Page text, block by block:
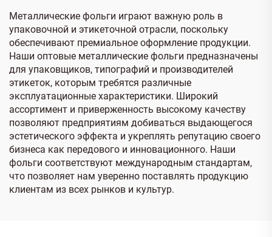
Металлические фольги играют важную роль в
упаковочной и этикеточной отрасли, поскольку
обеспечивают премиальное оформление продукции.
Наши оптовые металлические фольги предназначены
для упаковщиков, типографий и производителей
этикеток, которым требятся различные
эксплуатационные характеристики. Широкий
ассортимент и приверженность высокому качеству
позволяют предприятиям добиваться выдающегося
эстетического эффекта и укреплять репутацию своего
бизнеса как передового и инновационного. Наши
фольги соответствуют международным стандартам,
что позволяет нам уверенно поставлять продукцию
клиентам из всех рынков и культур.